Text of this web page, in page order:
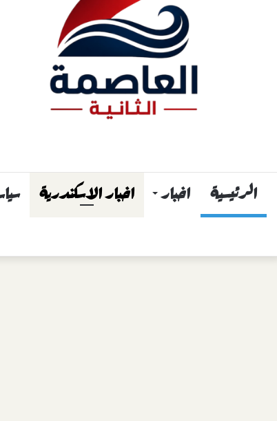
الرئيسية اخبار اخبار الاسكندرية